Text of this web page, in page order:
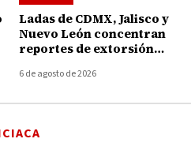
Ladas de CDMX, Jalisco y
Nuevo León concentran
reportes de extorsión
6 de agosto de 2026